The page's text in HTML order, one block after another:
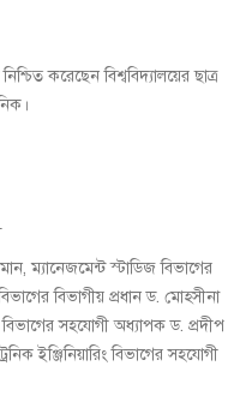
করেছেন বিশ্ববিদ্যালয়ের ছাত্র
ম্যানেজমেন্ট স্টাডিজ বিভাগের
বিভাগীয় প্রধান ড. মোহ্সীনা
বিভাগের সহযোগী অধ্যাপক ড. প্রদীপ
ইঞ্জিনিয়ারিং বিভাগের সহযোগী